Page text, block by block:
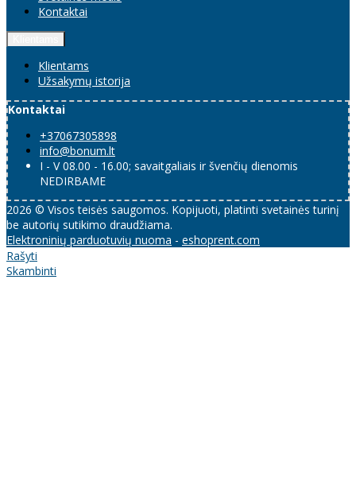
Kontaktai
Klientams
Užsakymų istorija
Kontaktai
+37067305898
info@bonum.lt
I - V 08.00 - 16.00; savaitgaliais ir švenčių dienomis
NEDIRBAME
2026 © Visos teisės saugomos. Kopijuoti, platinti svetainės turinį
be autorių sutikimo draudžiama.
Elektroninių parduotuvių nuoma - eshoprent.com
Rašyti
Skambinti